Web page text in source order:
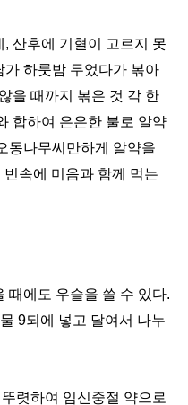
산후에 기혈이 고르지 못
하룻밤 두었다가 볶아
을 때까지 볶은 것 각 한
합하여 은은한 불로 알약
동나무씨만하게 알약을
속에 미음과 함께 먹는
때에도 우슬을 쓸 수 있다.
9되에 넣고 달여서 나누
렷하여 임신중절 약으로